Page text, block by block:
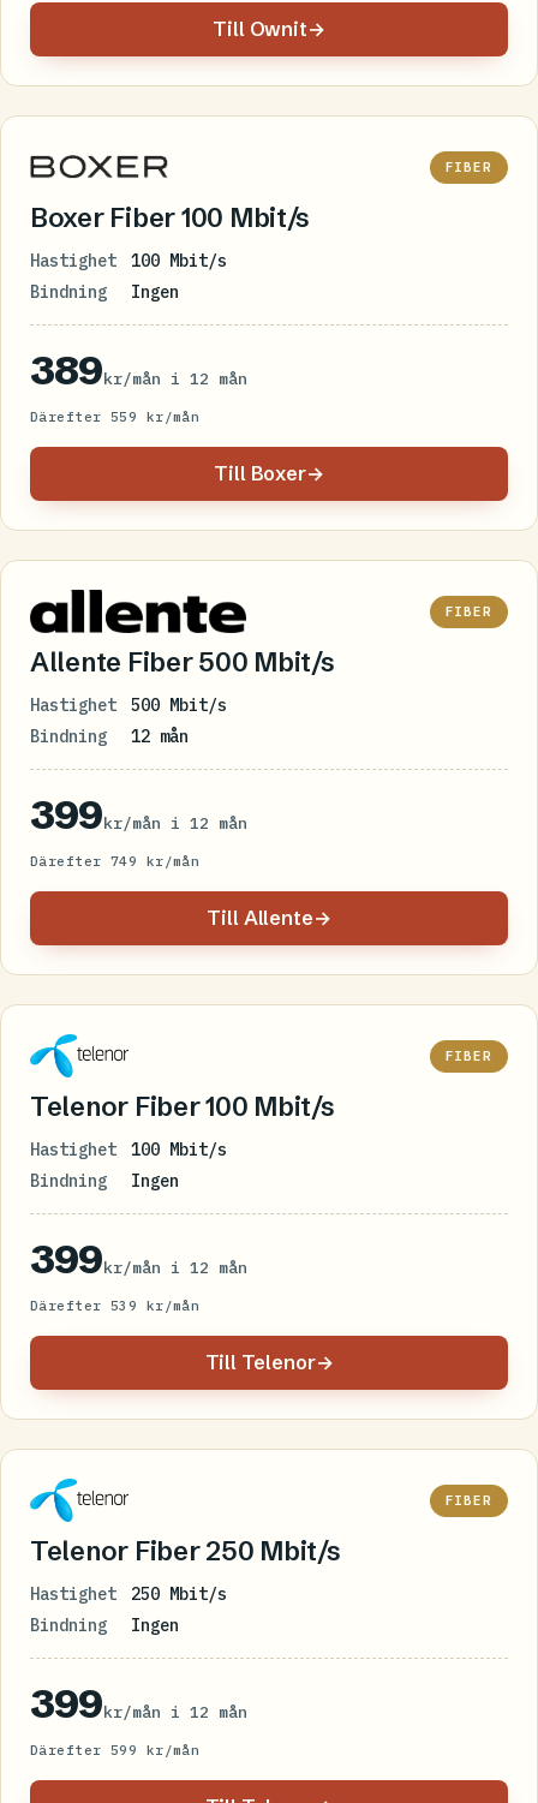
Till Ownit→
FIBER
Boxer Fiber 100 Mbit/s
Hastighet
100 Mbit/s
Bindning
Ingen
389kr/mån i 12 mån
Därefter 559 kr/mån
Till Boxer→
FIBER
Allente Fiber 500 Mbit/s
Hastighet
500 Mbit/s
Bindning
12 mån
399kr/mån i 12 mån
Därefter 749 kr/mån
Till Allente→
FIBER
Telenor Fiber 100 Mbit/s
Hastighet
100 Mbit/s
Bindning
Ingen
399kr/mån i 12 mån
Därefter 539 kr/mån
Till Telenor→
FIBER
Telenor Fiber 250 Mbit/s
Hastighet
250 Mbit/s
Bindning
Ingen
399kr/mån i 12 mån
Därefter 599 kr/mån